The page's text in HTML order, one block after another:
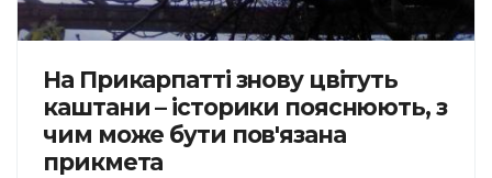
На Прикарпатті знову цвітуть
каштани – історики пояснюють, з
чим може бути пов'язана
прикмета